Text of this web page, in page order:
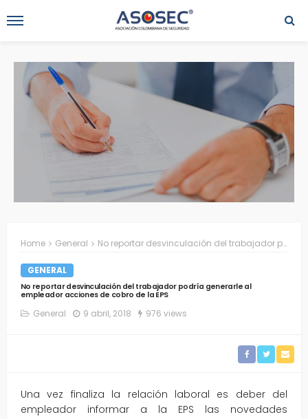
Home General No reportar desvinculación del trabajador podría generarle al empleador acciones de cobro de la EPS
GENERAL
No reportar desvinculación del trabajador podría generarle al
empleador acciones de cobro de la EPS
General 9 abril, 2018 976 views
Una vez finaliza la relación laboral es deber del
empleador informar a la EPS las novedades